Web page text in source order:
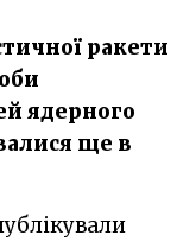
ракети
ядерного
ще в